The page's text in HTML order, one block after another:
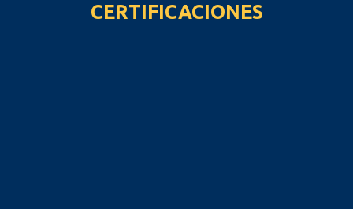
CERTIFICACIONES